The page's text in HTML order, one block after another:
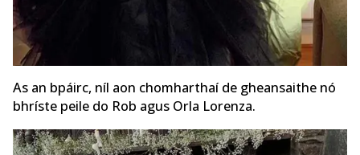
As an bpáirc, níl aon chomharthaí de gheansaithe nó
bhríste peile do Rob agus Orla Lorenza.